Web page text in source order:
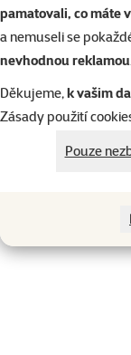
pamatovali, co máte
a nemuseli se
nevhodnou reklamou
Děkujeme,k vašim
Zásady použití
Pouze